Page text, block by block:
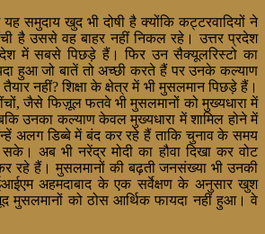
समुदाय खुद भी दोषी है क्योंकि कट्टरवादियों ने
है उससे वह बाहर नहीं निकल रहे। उत्तर प्रदेश
में सबसे पिछड़े हैं। फिर उन सैक्यूलरिस्टो का
हुआ जो बातें तो अच्छी करते हैं पर उनके कल्याण
नहीं? शिक्षा के क्षेत्र में भी मुसलमान पिछड़े हैं।
जैसे फिज़ूल फतवे भी मुसलमानों को मुख्यधारा में
उनका कल्याण केवल मुख्यधारा में शामिल होने में
अलग डिब्बे में बंद कर रहे हैं ताकि चुनाव के समय
अब भी नरेंद्र मोदी का हौवा दिखा कर वोट
रहे हैं। मुसलमानों की बढ़ती जनसंख्या भी उनकी
अहमदाबाद के एक सर्वेक्षण के अनुसार खुश
मुसलमानों को ठोस आर्थिक फायदा नहीं हुआ। वे